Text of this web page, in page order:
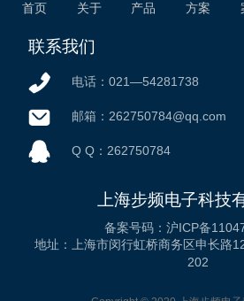
首页 关于 产品 方案
联系我们
电话：021—54281738
邮箱：262750784@qq.com
Q Q：262750784
上海步频电子科技
备案号码：沪ICP备
地址：上海市闵行虹桥商务区申长路
202